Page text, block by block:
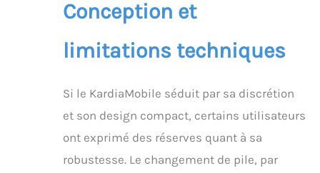
Conception et
limitations techniques
Si le KardiaMobile séduit par sa discrétion
et son design compact, certains utilisateurs
ont exprimé des réserves quant à sa
robustesse. Le changement de pile, par